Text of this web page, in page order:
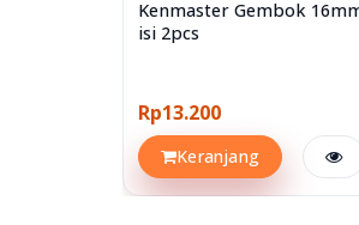
Kenmaster Gembok
isi 2pcs
Rp13.200
Keranjang